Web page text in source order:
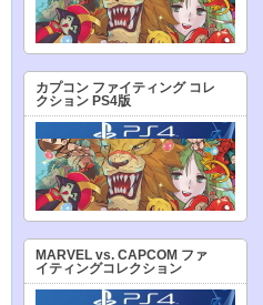
カプコン ファイティング コレ
クション PS4版
MARVEL vs. CAPCOM ファ
イティングコレクション